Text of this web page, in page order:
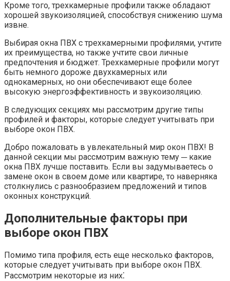
Кроме того, трехкамерные профили также обладают
хорошей звукоизоляцией, способствуя снижению шума
извне.​
Выбирая окна ПВХ с трехкамерными профилями, учтите
их преимущества, но также учтите свои личные
предпочтения и бюджет.​ Трехкамерные профили могут
быть немного дороже двухкамерных или
однокамерных, но они обеспечивают еще более
высокую энергоэффективность и звукоизоляцию.
В следующих секциях мы рассмотрим другие типы
профилей и факторы, которые следует учитывать при
выборе окон ПВХ.
Добро пожаловать в увлекательный мир окон ПВХ!​ В
данной секции мы рассмотрим важную тему ─ какие
окна ПВХ лучше поставить.​ Если вы задумываетесь о
замене окон в своем доме или квартире, то наверняка
столкнулись с разнообразием предложений и типов
оконных конструкций.​
Дополнительные факторы при
выборе окон ПВХ
Помимо типа профиля, есть еще несколько факторов,
которые следует учитывать при выборе окон ПВХ.​
Рассмотрим некоторые из них⁚